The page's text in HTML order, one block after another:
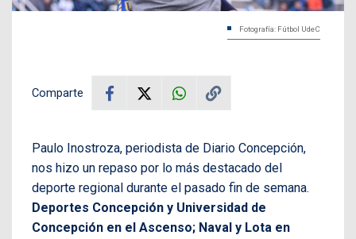
Fotografía: Fútbol UdeC
Comparte
Paulo Inostroza, periodista de Diario Concepción,
nos hizo un repaso por lo más destacado del
deporte regional durante el pasado fin de semana.
Deportes Concepción y Universidad de
Concepción en el Ascenso; Naval y Lota en